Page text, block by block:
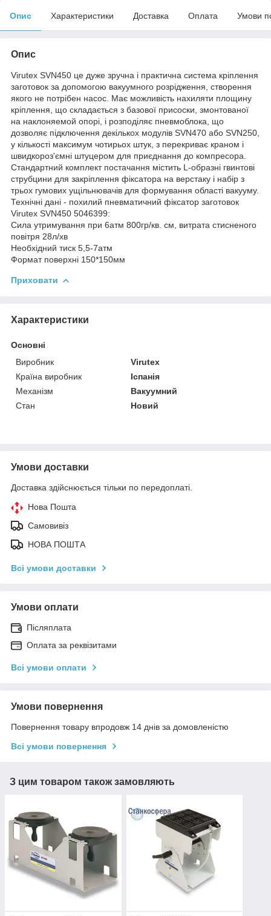
Опис Характеристики Доставка Оплата Умови
Опис
Virutex SVN450 це дуже зручна і практична система кріплення
заготовок за допомогою вакуумного розрідження, створення
якого не потрібен насос. Має можливість нахиляти площину
кріплення, що складається з базової присоски, змонтованої
на наклоняемой опорі, і розподіляє пневмоблока, що
дозволяє підключення декількох модулів SVN470 або SVN250,
у кількості максимум чотирьох штук, з перекриває краном і
швидкороз'ємні штуцером для приєднання до компресора.
Стандартний комплект постачання містить L-образні гвинтові
струбцини для закріплення фіксатора на верстаку і набір з
трьох гумових ущільнювачів для формування області вакууму.
Технічні дані - похилий пневматичний фіксатор заготовок
Virutex SVN450 5046399:
Сила утримування при 6атм 800гр/кв. см, витрата стисненого
повітря 28л/хв
Необхідний тиск 5,5-7атм
Формат поверхні 150*150мм
Приховати
Характеристики
Основні
Виробник
Virutex
Країна виробник
Іспанія
Механізм
Вакуумний
Стан
Новий
Умови доставки
Доставка здійснюється тільки по передоплаті.
Нова Пошта
Самовивіз
НОВА ПОШТА
Всі умови доставки
Умови оплати
Післяплата
Оплата за реквізитами
Всі умови оплати
Умови повернення
Повернення товару впродовж 14 днів за домовленістю
Всі умови повернення
З цим товаром також замовляють